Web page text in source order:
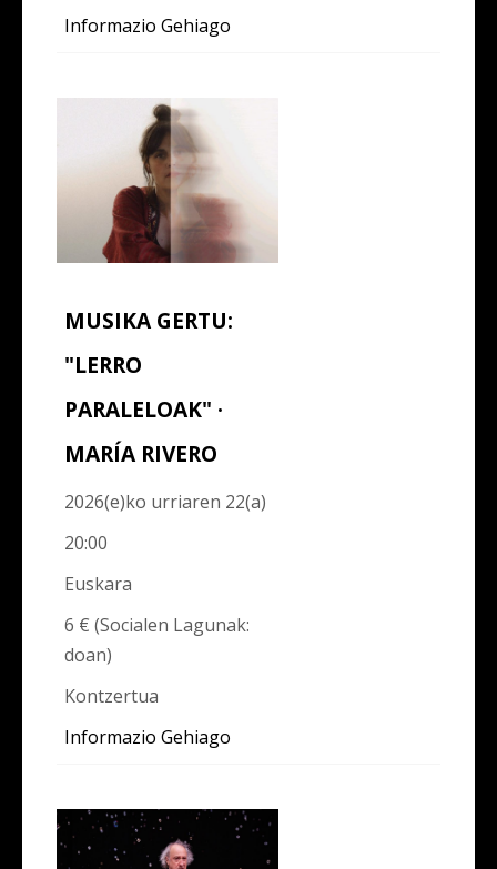
Informazio Gehiago
MUSIKA GERTU:
"LERRO
PARALELOAK" ·
MARÍA RIVERO
2026(e)ko urriaren 22(a)
20:00
Euskara
6 € (Socialen Lagunak:
doan)
Kontzertua
Informazio Gehiago